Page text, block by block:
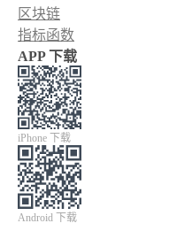
区块链
指标函数
APP 下载
iPhone 下载
Android 下载